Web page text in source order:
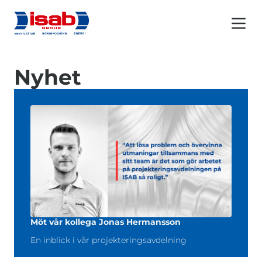
Nyhet
Möt vår kollega Jonas Hermansson
En inblick i vår projekteringsavdelning